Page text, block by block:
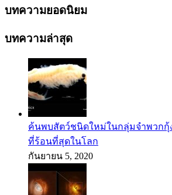
บทความยอดนิยม
บทความล่าสุด
ค้นพบสัตว์ชนิดใหม่ในกลุ่มจำพวกกุ้
ที่ร้อนที่สุดในโลก
กันยายน 5, 2020